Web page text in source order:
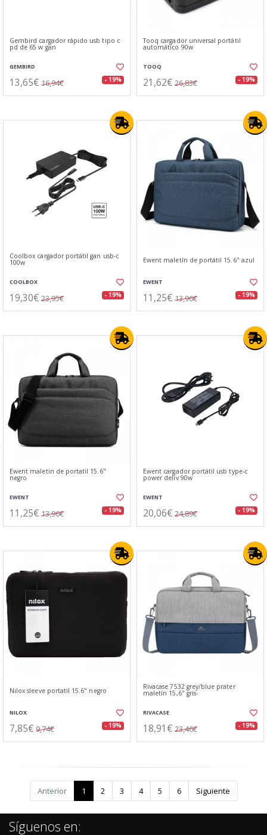
Gembird cargador rápido usb tipo c
pd de 65 w gan
GEMBIRD
13,65€ 16,94€ - 19%
Tooq cargador universal portátil
automático 90w
TOOQ
21,62€ 26,83€ - 19%
Coolbox cargador portátil gan usb-c
100w
COOLBOX
19,30€ 23,95€ - 19%
Ewent maletín de portátil 15.6" azul
EWENT
11,25€ 13,96€ - 19%
Ewent maletin de portatil 15.6"
negro
EWENT
11,25€ 13,96€ - 19%
Ewent cargador portátil usb type-c
power deliv 90w
EWENT
20,06€ 24,89€ - 19%
Nilox sleeve portatil 15.6" negro
NILOX
7,85€ 9,74€ - 19%
Rivacase 7532 grey/blue prater
maletín 15,6" gris-
RIVACASE
18,91€ 23,46€ - 19%
Anterior 1 2 3 4 5 6 Siguiente
Síguenos en: